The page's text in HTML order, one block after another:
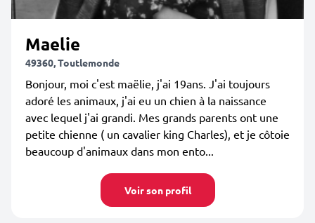
Maelie
49360, Toutlemonde
Bonjour, moi c'est maëlie, j'ai 19ans. J'ai toujours
adoré les animaux, j'ai eu un chien à la naissance
avec lequel j'ai grandi. Mes grands parents ont une
petite chienne ( un cavalier king Charles), et je côtoie
beaucoup d'animaux dans mon ento...
Voir son profil